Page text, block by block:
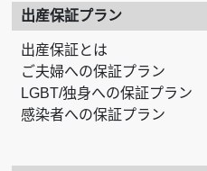
出産保証プラン
出産保証とは
ご夫婦への保証プラン
LGBT/独身への保証プラン
感染者への保証プラン